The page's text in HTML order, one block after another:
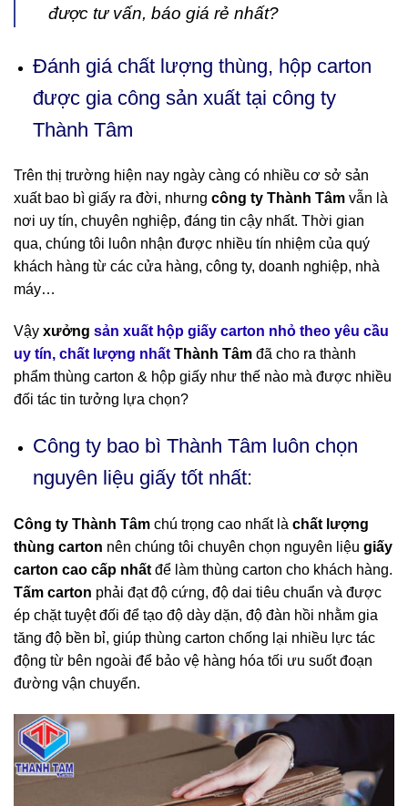
được tư vấn, báo giá rẻ nhất?
Đánh giá chất lượng thùng, hộp carton
được gia công sản xuất tại công ty
Thành Tâm
Trên thị trường hiện nay ngày càng có nhiều cơ sở sản
xuất bao bì giấy ra đời, nhưng công ty Thành Tâm vẫn là
nơi uy tín, chuyên nghiệp, đáng tin cậy nhất. Thời gian
qua, chúng tôi luôn nhận được nhiều tín nhiệm của quý
khách hàng từ các cửa hàng, công ty, doanh nghiệp, nhà
máy…
Vậy xưởng sản xuất hộp giấy carton nhỏ theo yêu cầu
uy tín, chất lượng nhất Thành Tâm đã cho ra thành
phẩm thùng carton & hộp giấy như thế nào mà được nhiều
đối tác tin tưởng lựa chọn?
Công ty bao bì Thành Tâm luôn chọn
nguyên liệu giấy tốt nhất:
Công ty Thành Tâm chú trọng cao nhất là chất lượng
thùng carton nên chúng tôi chuyên chọn nguyên liệu giấy
carton cao cấp nhất để làm thùng carton cho khách hàng.
Tấm carton phải đạt độ cứng, độ dai tiêu chuẩn và được
ép chặt tuyệt đối để tạo độ dày dặn, độ đàn hồi nhằm gia
tăng độ bền bỉ, giúp thùng carton chống lại nhiều lực tác
động từ bên ngoài để bảo vệ hàng hóa tối ưu suốt đoạn
đường vận chuyển.